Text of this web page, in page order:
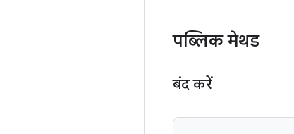
पब्लिक मेथड
बंद करें